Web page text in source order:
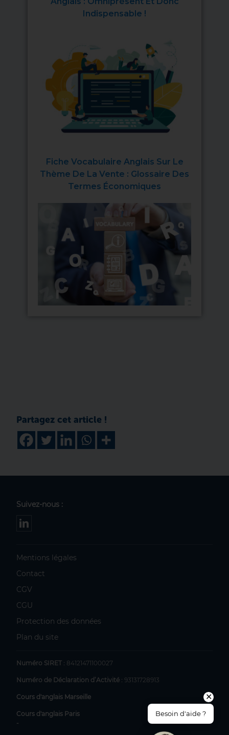
Indispensable !
Fiche Vocabulaire Anglais Sur Le
Thème De La Vente : Glossaire Des
Termes Économiques
Numéro SIRET : 84121471100027
Numéro de Déclaration d’Activité : 93131728913
Cours d'anglais Marseille
Cours d'anglais Paris
-
Mentions légales
Contact
CGV
CGU
Protection des données
Plan du site
Suivez-nous :
✕
Besoin d'aide ?